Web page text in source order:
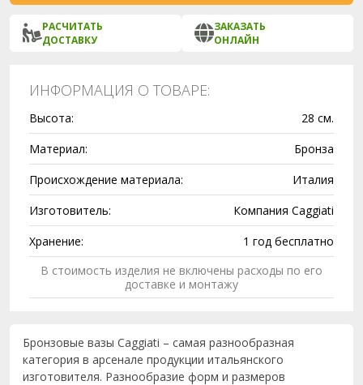
РАСЧИТАТЬ
ДОСТАВКУ
ЗАКАЗАТЬ
ОНЛАЙН
ИНФОРМАЦИЯ О ТОВАРЕ:
Высота:
28 см.
Материал:
Бронза
Происхождение материала:
Италия
Изготовитель:
Компания Caggiati
Хранение:
1 год бесплатно
В стоимость изделия не включены расходы по его
доставке и монтажу
Бронзовые вазы Caggiati – самая разнообразная
категория в арсенале продукции итальянского
изготовителя. Разнообразие форм и размеров